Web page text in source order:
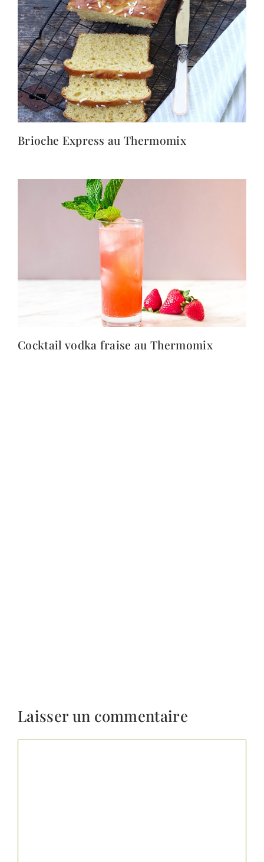
Brioche Express au Thermomix
Cocktail vodka fraise au Thermomix
Laisser un commentaire